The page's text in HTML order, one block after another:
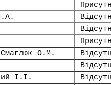
Смаглюк О.М.
І.І.